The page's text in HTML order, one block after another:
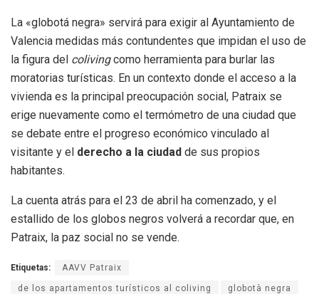
La «globotá negra» servirá para exigir al Ayuntamiento de
Valencia medidas más contundentes que impidan el uso de
la figura del colivingcomo herramienta para burlar las
moratorias turísticas. En un contexto donde el acceso a la
vivienda es la principal preocupación social, Patraix se
erige nuevamente como el termómetro de una ciudad que
se debate entre el progreso económico vinculado al
visitante y el derecho a la ciudad de sus propios
habitantes.
La cuenta atrás para el 23 de abril ha comenzado, y el
estallido de los globos negros volverá a recordar que, en
Patraix, la paz social no se vende.
Etiquetas: AAVV Patraix
de los apartamentos turísticos al coliving globotà negra